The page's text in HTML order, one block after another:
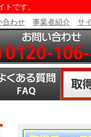
です。
合わせ
事業者紹介 サ